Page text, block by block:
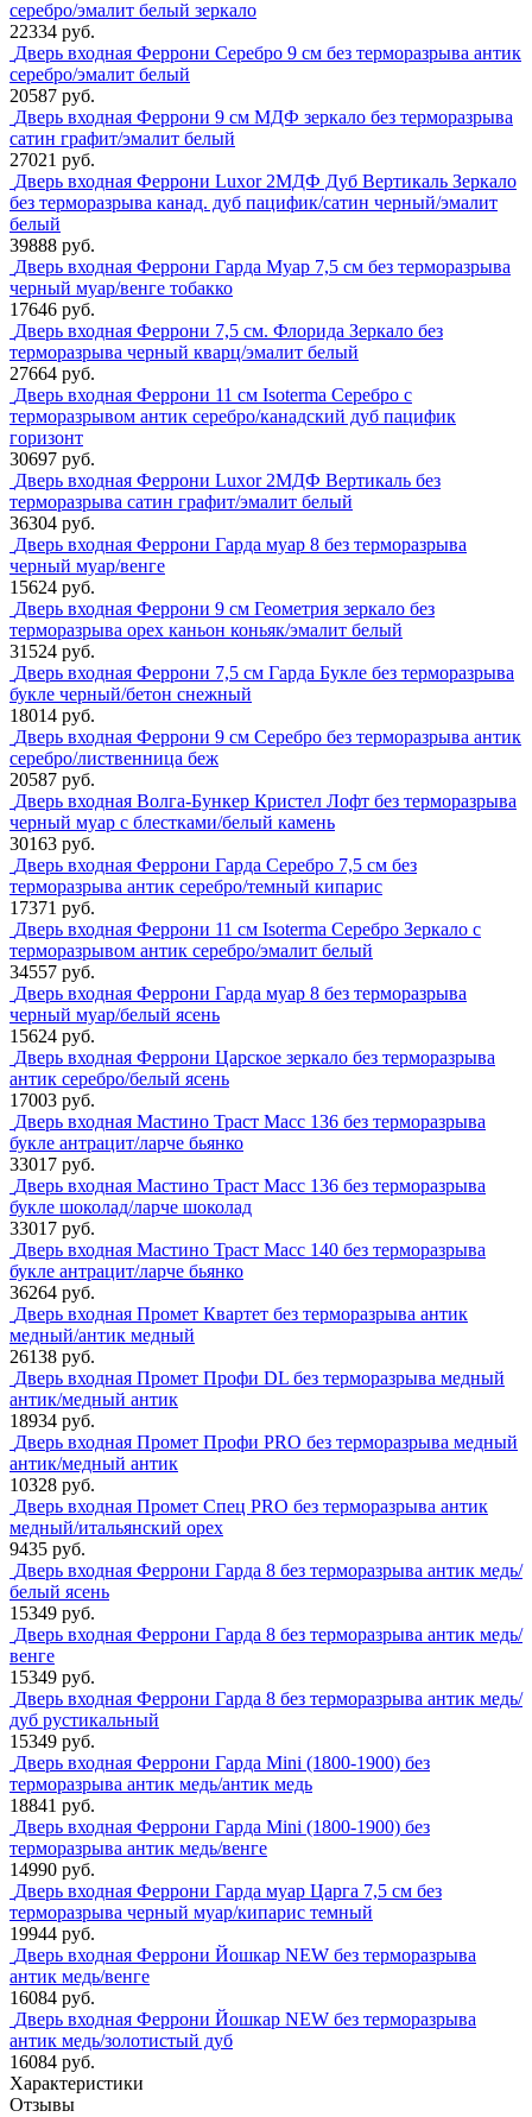
серебро/эмалит белый зеркало
22334 руб.
Дверь входная Феррони Серебро 9 см без терморазрыва антик
серебро/эмалит белый
20587 руб.
Дверь входная Феррони 9 см МДФ зеркало без терморазрыва
сатин графит/эмалит белый
27021 руб.
Дверь входная Феррони Luxor 2МДФ Дуб Вертикаль Зеркало
без терморазрыва канад. дуб пацифик/сатин черный/эмалит
белый
39888 руб.
Дверь входная Феррони Гарда Муар 7,5 см без терморазрыва
черный муар/венге тобакко
17646 руб.
Дверь входная Феррони 7,5 см. Флорида Зеркало без
терморазрыва черный кварц/эмалит белый
27664 руб.
Дверь входная Феррони 11 см Isoterma Серебро с
терморазрывом антик серебро/канадский дуб пацифик
горизонт
30697 руб.
Дверь входная Феррони Luxor 2МДФ Вертикаль без
терморазрыва сатин графит/эмалит белый
36304 руб.
Дверь входная Феррони Гарда муар 8 без терморазрыва
черный муар/венге
15624 руб.
Дверь входная Феррони 9 см Геометрия зеркало без
терморазрыва орех каньон коньяк/эмалит белый
31524 руб.
Дверь входная Феррони 7,5 см Гарда Букле без терморазрыва
букле черный/бетон снежный
18014 руб.
Дверь входная Феррони 9 см Серебро без терморазрыва антик
серебро/лиственница беж
20587 руб.
Дверь входная Волга-Бункер Кристел Лофт без терморазрыва
черный муар с блестками/белый камень
30163 руб.
Дверь входная Феррони Гарда Серебро 7,5 см без
терморазрыва антик серебро/темный кипарис
17371 руб.
Дверь входная Феррони 11 см Isoterma Серебро Зеркало с
терморазрывом антик серебро/эмалит белый
34557 руб.
Дверь входная Феррони Гарда муар 8 без терморазрыва
черный муар/белый ясень
15624 руб.
Дверь входная Феррони Царское зеркало без терморазрыва
антик серебро/белый ясень
17003 руб.
Дверь входная Мастино Траст Масс 136 без терморазрыва
букле антрацит/ларче бьянко
33017 руб.
Дверь входная Мастино Траст Масс 136 без терморазрыва
букле шоколад/ларче шоколад
33017 руб.
Дверь входная Мастино Траст Масс 140 без терморазрыва
букле антрацит/ларче бьянко
36264 руб.
Дверь входная Промет Квартет без терморазрыва антик
медный/антик медный
26138 руб.
Дверь входная Промет Профи DL без терморазрыва медный
антик/медный антик
18934 руб.
Дверь входная Промет Профи PRO без терморазрыва медный
антик/медный антик
10328 руб.
Дверь входная Промет Спец PRO без терморазрыва антик
медный/итальянский орех
9435 руб.
Дверь входная Феррони Гарда 8 без терморазрыва антик медь/
белый ясень
15349 руб.
Дверь входная Феррони Гарда 8 без терморазрыва антик медь/
венге
15349 руб.
Дверь входная Феррони Гарда 8 без терморазрыва антик медь/
дуб рустикальный
15349 руб.
Дверь входная Феррони Гарда Mini (1800-1900) без
терморазрыва антик медь/антик медь
18841 руб.
Дверь входная Феррони Гарда Mini (1800-1900) без
терморазрыва антик медь/венге
14990 руб.
Дверь входная Феррони Гарда муар Царга 7,5 см без
терморазрыва черный муар/кипарис темный
19944 руб.
Дверь входная Феррони Йошкар NEW без терморазрыва
антик медь/венге
16084 руб.
Дверь входная Феррони Йошкар NEW без терморазрыва
антик медь/золотистый дуб
16084 руб.
Характеристики
Отзывы